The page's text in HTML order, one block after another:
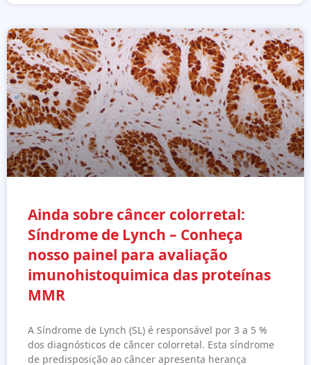
Ainda sobre câncer colorretal:
Síndrome de Lynch – Conheça
nosso painel para avaliação
imunohistoquimica das proteínas
MMR
A Síndrome de Lynch (SL) é responsável por 3 a 5 %
dos diagnósticos de câncer colorretal. Esta síndrome
de predisposição ao câncer apresenta herança